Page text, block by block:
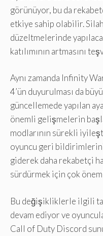
görünüyor, bu da
etkiye sahip olabilir.
düzeltmelerinde
katılımının artmasını
Aynı zamanda Infinity
4’ün duyurulması da
güncellemede yapılan
önemli gelişmelerin
modlarının sürekli
oyuncu geri
giderek daha rekabetçi
sürdürmek için çok
Bu değişikliklerle ilgili
devam ediyor ve
Call of Duty Discord